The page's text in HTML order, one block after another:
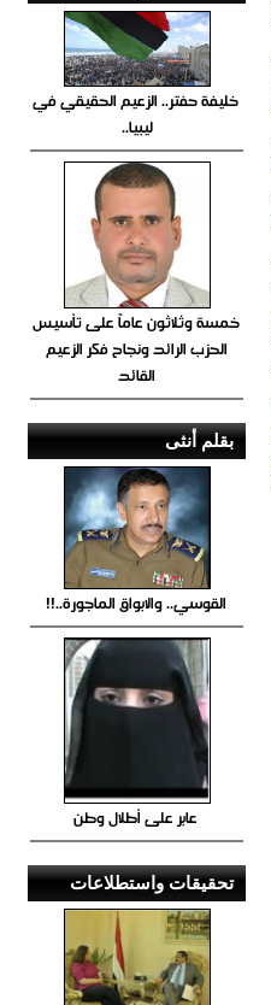
خليفة حفتر.. الزعيم الحقيقي في
ليبيا..
خمسة وثلاثون عاماً على تأسيس
الحزب الرائد ونجاح فكر الزعيم
القائد
بقلم أنثى
القوسي.. والابواق الماجورة..!!
عابر على أطلال وطن
تحقيقات واستطلاعات